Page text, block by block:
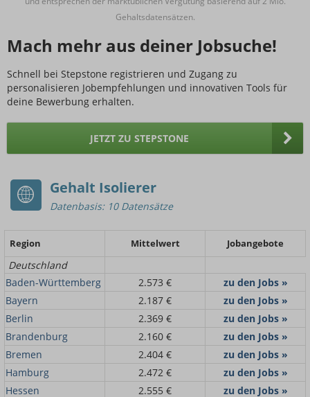
Gehaltsdatensätzen.
Mach mehr aus deiner Jobsuche!
Schnell bei Stepstone registrieren und Zugang zu
personalisieren Jobempfehlungen und innovativen Tools für
deine Bewerbung erhalten.
JETZT ZU STEPSTONE
Gehalt Isolierer
Datenbasis: 10 Datensätze
Region Mittelwert Jobangebote
Deutschland
Baden-Württemberg
2.573 €
zu den Jobs »
Bayern
2.187 €
zu den Jobs »
Berlin
2.369 €
zu den Jobs »
Brandenburg
2.160 €
zu den Jobs »
Bremen
2.404 €
zu den Jobs »
Hamburg
2.472 €
zu den Jobs »
Hessen
2.555 € zu den Jobs »